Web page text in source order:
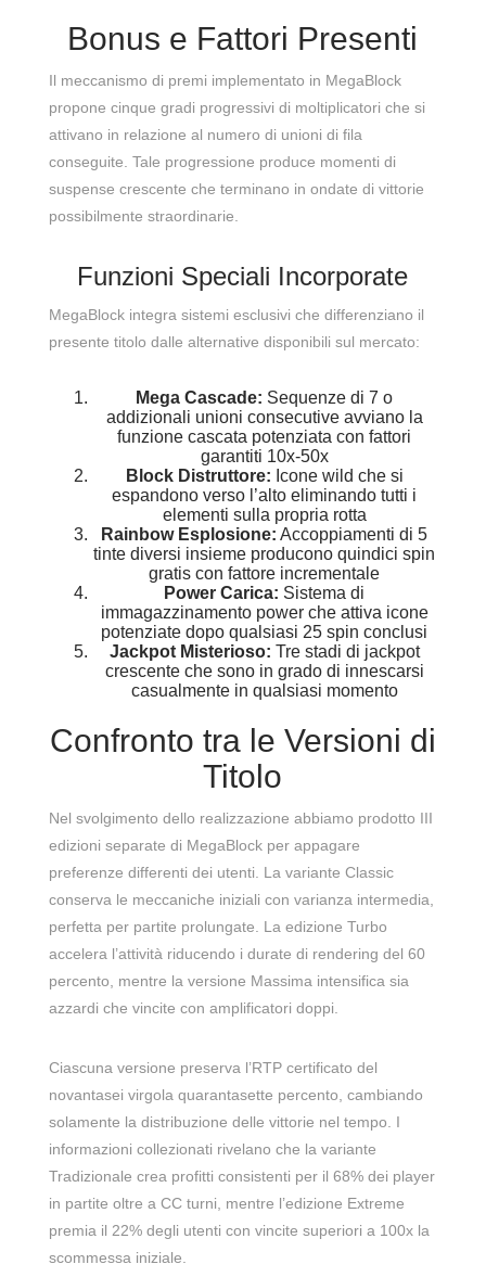
Bonus e Fattori Presenti
Il meccanismo di premi implementato in MegaBlock
propone cinque gradi progressivi di moltiplicatori che si
attivano in relazione al numero di unioni di fila
conseguite. Tale progressione produce momenti di
suspense crescente che terminano in ondate di vittorie
possibilmente straordinarie.
Funzioni Speciali Incorporate
MegaBlock integra sistemi esclusivi che differenziano il
presente titolo dalle alternative disponibili sul mercato:
Mega Cascade: Sequenze di 7 o
addizionali unioni consecutive avviano la
funzione cascata potenziata con fattori
garantiti 10x-50x
Block Distruttore: Icone wild che si
espandono verso l’alto eliminando tutti i
elementi sulla propria rotta
Rainbow Esplosione: Accoppiamenti di 5
tinte diversi insieme producono quindici spin
gratis con fattore incrementale
Power Carica: Sistema di
immagazzinamento power che attiva icone
potenziate dopo qualsiasi 25 spin conclusi
Jackpot Misterioso: Tre stadi di jackpot
crescente che sono in grado di innescarsi
casualmente in qualsiasi momento
Confronto tra le Versioni di
Titolo
Nel svolgimento dello realizzazione abbiamo prodotto III
edizioni separate di MegaBlock per appagare
preferenze differenti dei utenti. La variante Classic
conserva le meccaniche iniziali con varianza intermedia,
perfetta per partite prolungate. La edizione Turbo
accelera l’attività riducendo i durate di rendering del 60
percento, mentre la versione Massima intensifica sia
azzardi che vincite con amplificatori doppi.
Ciascuna versione preserva l’RTP certificato del
novantasei virgola quarantasette percento, cambiando
solamente la distribuzione delle vittorie nel tempo. I
informazioni collezionati rivelano che la variante
Tradizionale crea profitti consistenti per il 68% dei player
in partite oltre a CC turni, mentre l’edizione Extreme
premia il 22% degli utenti con vincite superiori a 100x la
scommessa iniziale.